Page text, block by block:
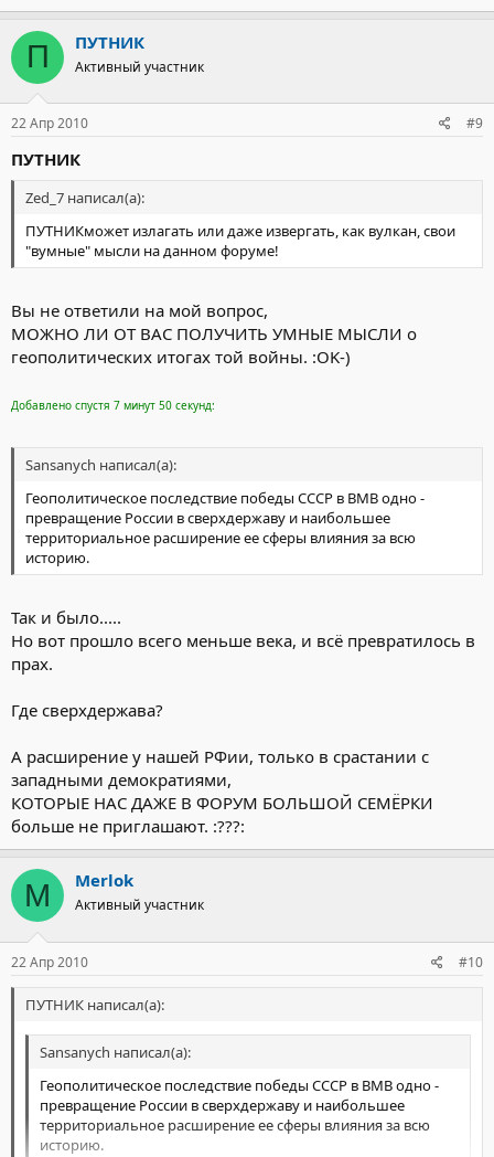
П ПУТНИК
Активный участник
22 Апр 2010 #9
ПУТНИК
Zed_7 написал(а):
ПУТНИКможет излагать или даже извергать, как вулкан, свои
"вумные" мысли на данном форуме!
Вы не ответили на мой вопрос,
МОЖНО ЛИ ОТ ВАС ПОЛУЧИТЬ УМНЫЕ МЫСЛИ о
геополитических итогах той войны. :OK-)
Добавлено спустя 7 минут 50 секунд:
Sansanych написал(а):
Геополитическое последствие победы СССР в ВМВ одно -
превращение России в сверхдержаву и наибольшее
территориальное расширение ее сферы влияния за всю
историю.
Так и было.....
Но вот прошло всего меньше века, и всё превратилось в
прах.
Где сверхдержава?
А расширение у нашей РФии, только в срастании с
западными демократиями,
КОТОРЫЕ НАС ДАЖЕ В ФОРУМ БОЛЬШОЙ СЕМЁРКИ
больше не приглашают. :???:
M Merlok
Активный участник
22 Апр 2010 #10
ПУТНИК написал(а):
Sansanych написал(а):
Геополитическое последствие победы СССР в ВМВ одно -
превращение России в сверхдержаву и наибольшее
территориальное расширение ее сферы влияния за всю
историю.